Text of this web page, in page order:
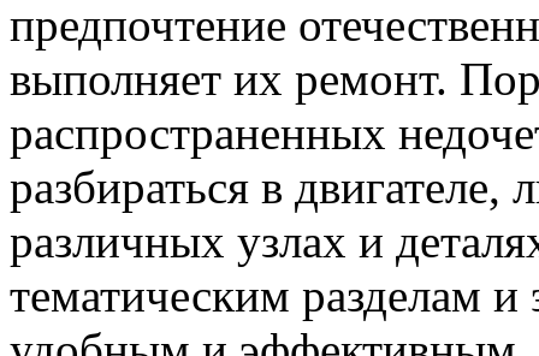
предпочтение
выполняет их ремонт.
распространенных
разбираться в двигателе,
различных узлах и
тематическим разделам и